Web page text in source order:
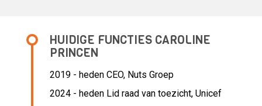
HUIDIGE FUNCTIES CAROLINE
PRINCEN
2019 - heden CEO, Nuts Groep
2024 - heden Lid raad van toezicht, Unicef